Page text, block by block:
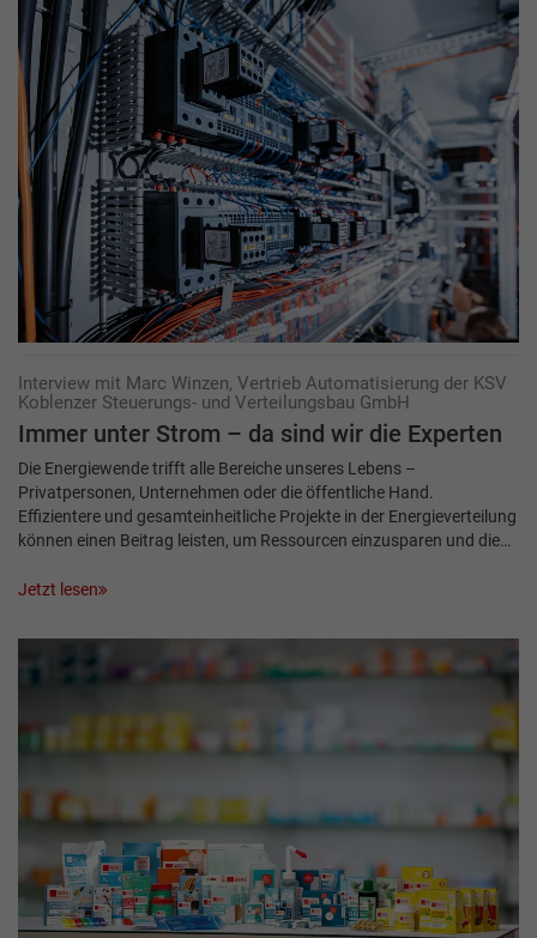
Interview mit Marc Winzen, Vertrieb Automatisierung der KSV
Koblenzer Steuerungs- und Verteilungsbau GmbH
Immer unter Strom – da sind wir die Experten
Die Energiewende trifft alle Bereiche unseres Lebens –
Privatpersonen, Unternehmen oder die öffentliche Hand.
Effizientere und gesamteinheitliche Projekte in der Energieverteilung
können einen Beitrag leisten, um Ressourcen einzusparen und die…
Jetzt lesen